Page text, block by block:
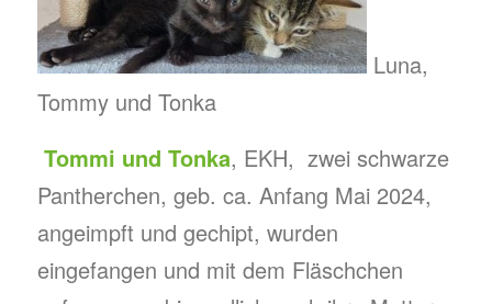
Luna,
Tommy und Tonka
Tommi und Tonka, EKH, zwei schwarze
Pantherchen, geb. ca. Anfang Mai 2024,
angeimpft und gechipt, wurden
eingefangen und mit dem Fläschchen